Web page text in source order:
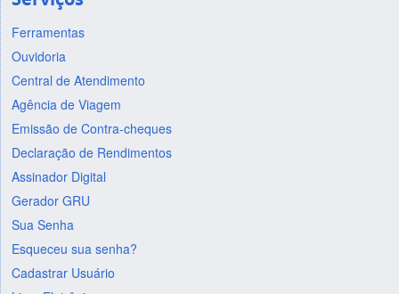
Ferramentas
Ouvidoria
Central de Atendimento
Agência de Viagem
Emissão de Contra-cheques
Declaração de Rendimentos
Assinador Digital
Gerador GRU
Sua Senha
Esqueceu sua senha?
Cadastrar Usuário